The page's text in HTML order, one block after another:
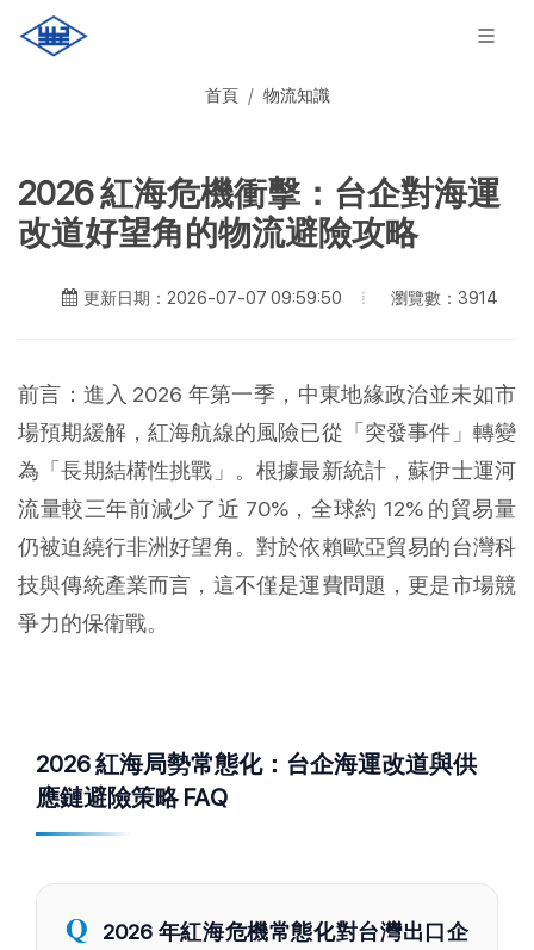
首頁 物流知識
2026 紅海危機衝擊：台企對海運
改道好望角的物流避險攻略
更新日期：2026-07-07 09:59:50 瀏覽數：3914
前言：進入 2026 年第一季，中東地緣政治並未如市
場預期緩解，紅海航線的風險已從「突發事件」轉變
為「長期結構性挑戰」。根據最新統計，蘇伊士運河
流量較三年前減少了近 70%，全球約 12% 的貿易量
仍被迫繞行非洲好望角。對於依賴歐亞貿易的台灣科
技與傳統產業而言，這不僅是運費問題，更是市場競
爭力的保衛戰。
2026 紅海局勢常態化：台企海運改道與供
應鏈避險策略 FAQ
Q
2026 年紅海危機常態化對台灣出口企